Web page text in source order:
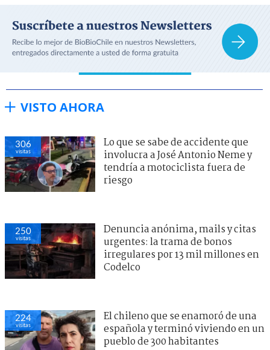
VISTO AHORA
306
visitas
Lo que se sabe de accidente que
involucra a José Antonio Neme y
tendría a motociclista fuera de
riesgo
250
visitas
Denuncia anónima, mails y citas
urgentes: la trama de bonos
irregulares por 13 mil millones en
Codelco
224
visitas
El chileno que se enamoró de una
española y terminó viviendo en un
pueblo de 300 habitantes